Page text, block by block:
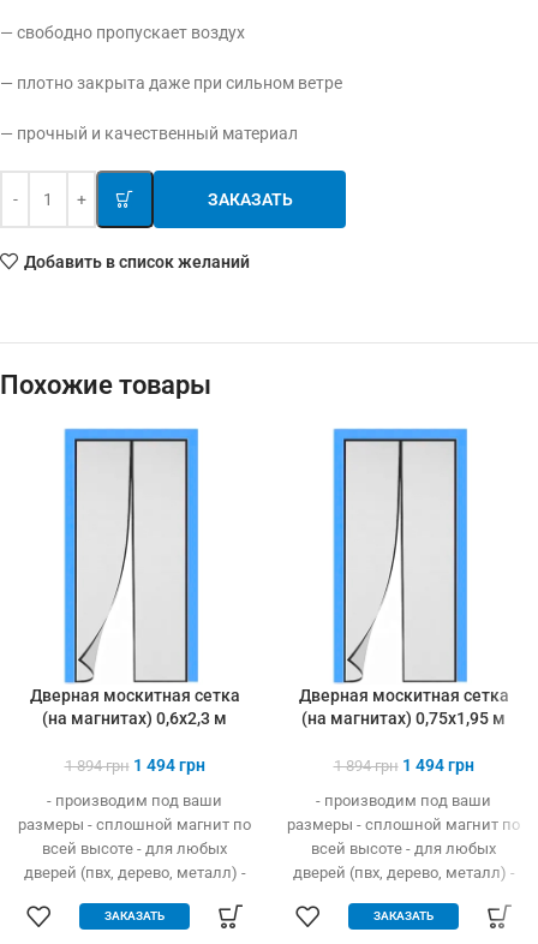
— свободно пропускает воздух
— плотно закрыта даже при сильном ветре
— прочный и качественный материал
ЗАКАЗАТЬ
Добавить в список желаний
Похожие товары
Дверная москитная сетка
(на магнитах) 0,6х2,3 м
1 894грн 1 494грн
- производим под ваши
размеры - сплошной магнит по
всей высоте - для любых
дверей (пвх, дерево, металл) -
инструмента - защита от
ЗАКАЗАТЬ
Дверная москитная сетка
(на магнитах) 0,75х1,95 м
1 894грн 1 494грн
- производим под ваши
размеры - сплошной магнит по
всей высоте - для любых
дверей (пвх, дерево, металл) -
инструмента - защита от
ЗАКАЗАТЬ